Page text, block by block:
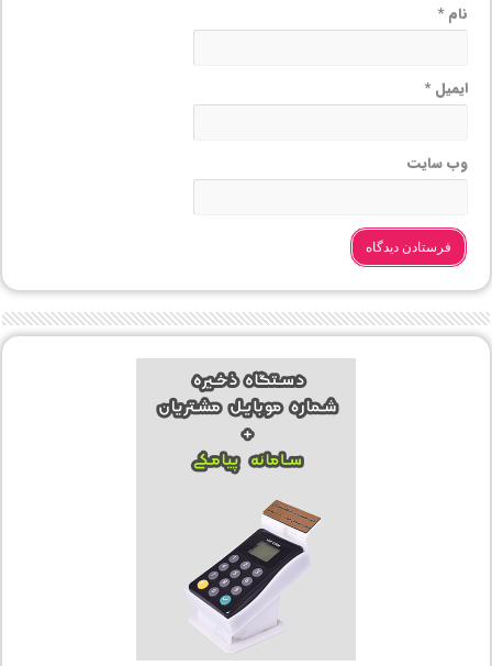
نام*
ایمیل*
وب‌ سایت